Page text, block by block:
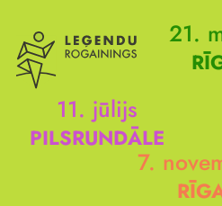
21.
11. jūlijs
PILSRUNDĀLE
7.